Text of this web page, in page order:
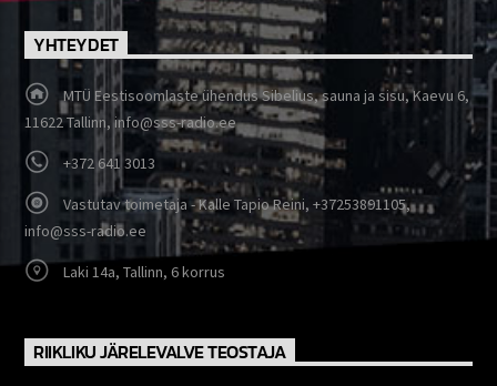
YHTEYDET
MTÜ Eestisoomlaste ühendus Sibelius, sauna ja sisu, Kaevu 6,
11622 Tallinn, info@sss-radio.ee
+372 641 3013
Vastutav toimetaja - Kalle Tapio Reini, +37253891105,
info@sss-radio.ee
Laki 14a, Tallinn, 6 korrus
RIIKLIKU JÄRELEVALVE TEOSTAJA